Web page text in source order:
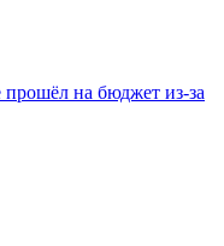
на бюджет из-за